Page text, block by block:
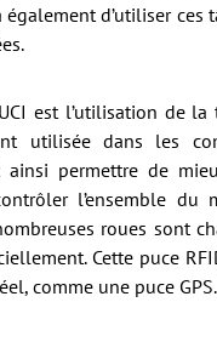
également d’utiliser
est l’utilisation de
utilisée dans les
ainsi permettre de
l’ensemble du
roues sont
Cette puce
comme une puce